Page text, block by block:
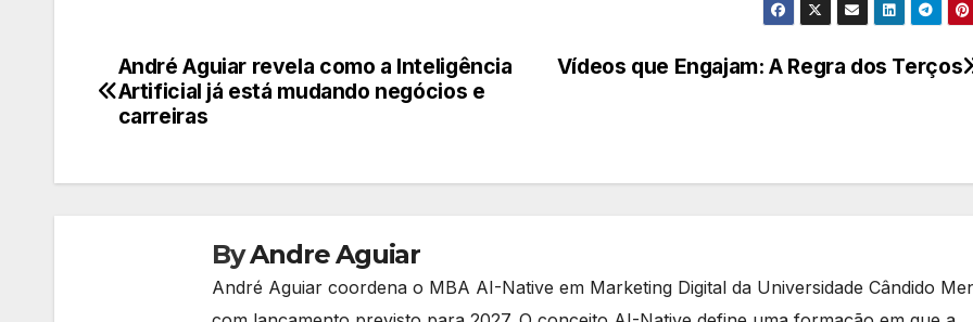
Navegação
de
Vídeos que Engajam: A Regra dos Terços
André Aguiar revela como a Inteligência
Artificial já está mudando negócios e
carreiras
ByAndre Aguiar
André Aguiar coordena o MBA AI-Native em Marketing Digital da Universidade Cândido